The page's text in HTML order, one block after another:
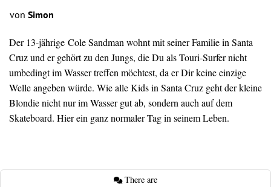
von Simon
Der 13-jährige Cole Sandman wohnt mit seiner Familie in Santa
Cruz und er gehört zu den Jungs, die Du als Touri-Surfer nicht
umbedingt im Wasser treffen möchtest, da er Dir keine einzige
Welle angeben würde. Wie alle Kids in Santa Cruz geht der kleine
Blondie nicht nur im Wasser gut ab, sondern auch auf dem
Skateboard. Hier ein ganz normaler Tag in seinem Leben.